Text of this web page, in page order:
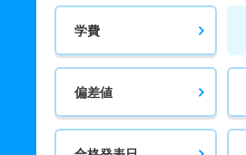
学費
偏差値